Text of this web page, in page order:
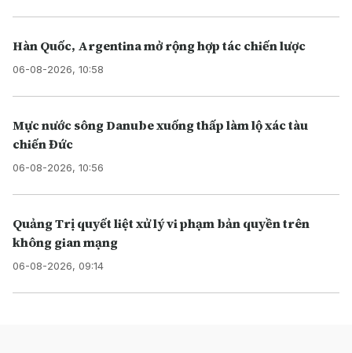
Hàn Quốc, Argentina mở rộng hợp tác chiến lược
06-08-2026, 10:58
Mực nước sông Danube xuống thấp làm lộ xác tàu
chiến Đức
06-08-2026, 10:56
Quảng Trị quyết liệt xử lý vi phạm bản quyền trên
không gian mạng
06-08-2026, 09:14